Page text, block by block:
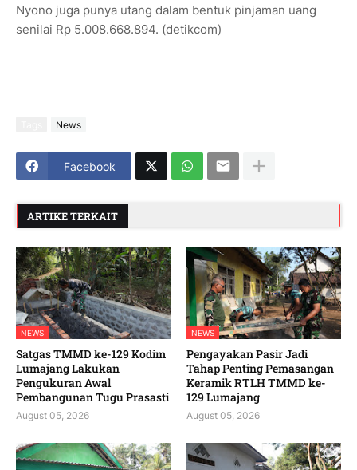
Nyono juga punya utang dalam bentuk pinjaman uang
senilai Rp 5.008.668.894. (detikcom)
News
Facebook
ARTIKE TERKAIT
NEWS
Satgas TMMD ke-129 Kodim
Lumajang Lakukan
Pengukuran Awal
Pembangunan Tugu Prasasti
August 05, 2026
NEWS
Pengayakan Pasir Jadi
Tahap Penting Pemasangan
Keramik RTLH TMMD ke-
129 Lumajang
August 05, 2026